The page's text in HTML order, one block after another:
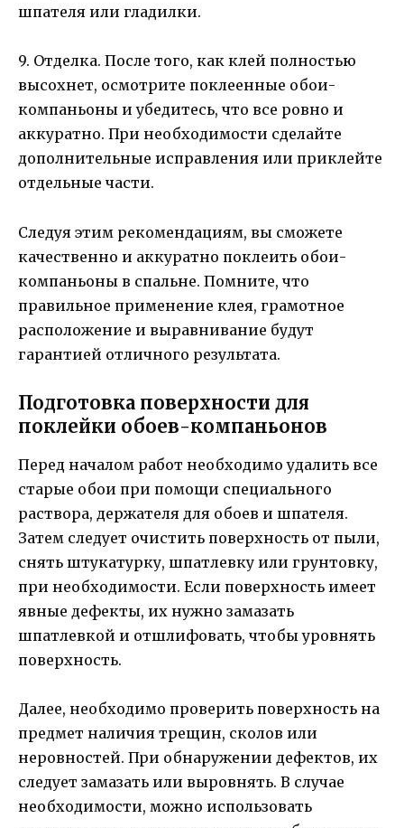
шпателя или гладилки.
9. Отделка. После того, как клей полностью
высохнет, осмотрите поклеенные обои-
компаньоны и убедитесь, что все ровно и
аккуратно. При необходимости сделайте
дополнительные исправления или приклейте
отдельные части.
Следуя этим рекомендациям, вы сможете
качественно и аккуратно поклеить обои-
компаньоны в спальне. Помните, что
правильное применение клея, грамотное
расположение и выравнивание будут
гарантией отличного результата.
Подготовка поверхности для
поклейки обоев-компаньонов
Перед началом работ необходимо удалить все
старые обои при помощи специального
раствора, держателя для обоев и шпателя.
Затем следует очистить поверхность от пыли,
снять штукатурку, шпатлевку или грунтовку,
при необходимости. Если поверхность имеет
явные дефекты, их нужно замазать
шпатлевкой и отшлифовать, чтобы уровнять
поверхность.
Далее, необходимо проверить поверхность на
предмет наличия трещин, сколов или
неровностей. При обнаружении дефектов, их
следует замазать или выровнять. В случае
необходимости, можно использовать